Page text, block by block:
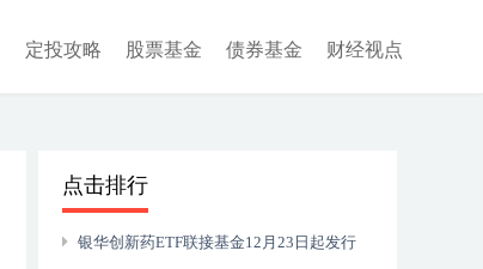
定投攻略 股票基金 债券基金 财经视点
点击排行
银华创新药ETF联接基金12月23日起发行